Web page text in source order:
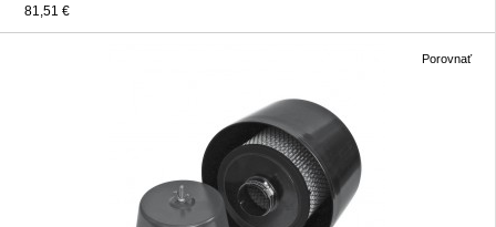
81,51 €
Porovnať